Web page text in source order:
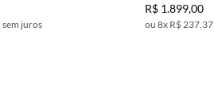
sem juros
R$ 1.899,00
8x R$ 237,37